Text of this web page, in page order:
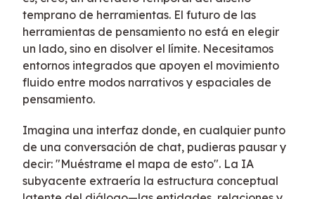
temprano de herramientas. El futuro de las
herramientas de pensamiento no está en elegir
un lado, sino en disolver el límite. Necesitamos
entornos integrados que apoyen el movimiento
fluido entre modos narrativos y espaciales de
pensamiento.
Imagina una interfaz donde, en cualquier punto
de una conversación de chat, pudieras pausar y
decir: "Muéstrame el mapa de esto". La IA
subyacente extraería la estructura conceptual